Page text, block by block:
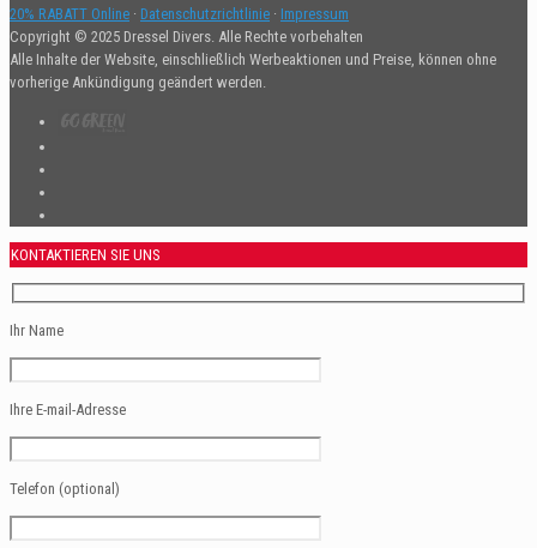
20% RABATT Online · Datenschutzrichtlinie · Impressum
Copyright © 2025 Dressel Divers. Alle Rechte vorbehalten
Alle Inhalte der Website, einschließlich Werbeaktionen und Preise, können ohne
vorherige Ankündigung geändert werden.
KONTAKTIEREN SIE UNS
Ihr Name
Ihre E-mail-Adresse
Telefon (optional)